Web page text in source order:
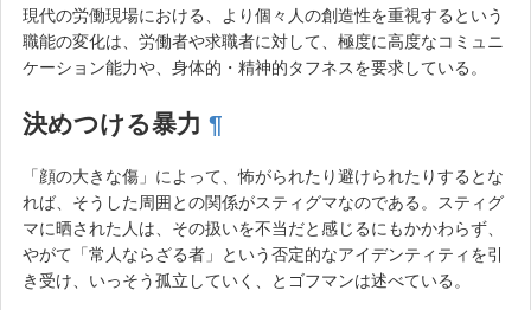
現代の労働現場における、より個々人の創造性を重視するという
職能の変化は、労働者や求職者に対して、極度に高度なコミュニ
ケーション能力や、身体的・精神的タフネスを要求している。
決めつける暴力 ¶
「顔の大きな傷」によって、怖がられたり避けられたりするとな
れば、そうした周囲との関係がスティグマなのである。スティグ
マに晒された人は、その扱いを不当だと感じるにもかかわらず、
やがて「常人ならざる者」という否定的なアイデンティティを引
き受け、いっそう孤立していく、とゴフマンは述べている。